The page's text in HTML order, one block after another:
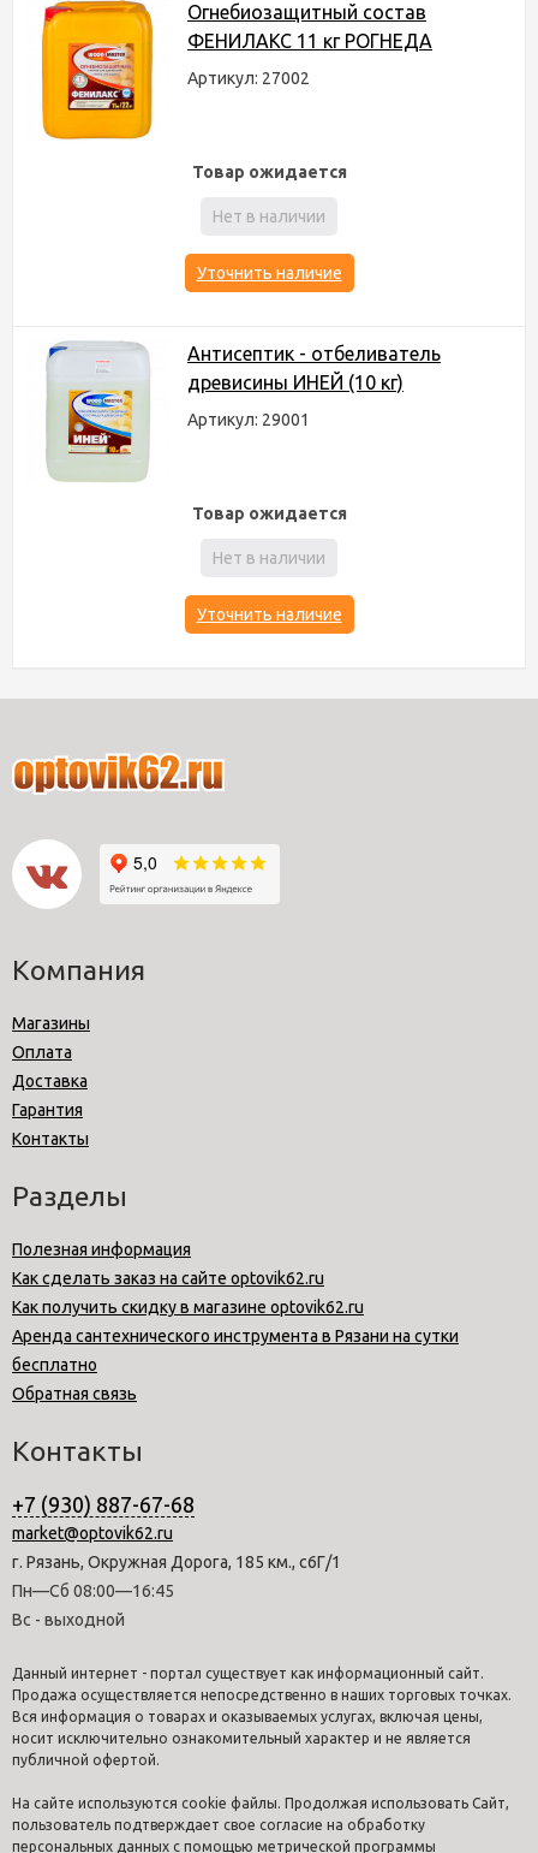
Огнебиозащитный состав
ФЕНИЛАКС 11 кг РОГНЕДА
Артикул: 27002
Товар ожидается
Нет в наличии
Уточнить наличие
Антисептик - отбеливатель
древисины ИНЕЙ (10 кг)
Артикул: 29001
Товар ожидается
Нет в наличии
Уточнить наличие
Компания
Магазины
Оплата
Доставка
Гарантия
Контакты
Разделы
Полезная информация
Как сделать заказ на сайте optovik62.ru
Как получить скидку в магазине optovik62.ru
Аренда сантехнического инструмента в Рязани на сутки
бесплатно
Обратная связь
Контакты
+7 (930) 887-67-68
market@optovik62.ru
г. Рязань, Окружная Дорога, 185 км., с6Г/1
Пн—Сб 08:00—16:45
Вс - выходной
Данный интернет - портал существует как информационный сайт.
Продажа осуществляется непосредственно в наших торговых точках.
Вся информация о товарах и оказываемых услугах, включая цены,
носит исключительно ознакомительный характер и не является
публичной офертой.
На сайте используются cookie файлы. Продолжая использовать Сайт,
пользователь подтверждает свое согласие на обработку
персональных данных с помощью метрической программы